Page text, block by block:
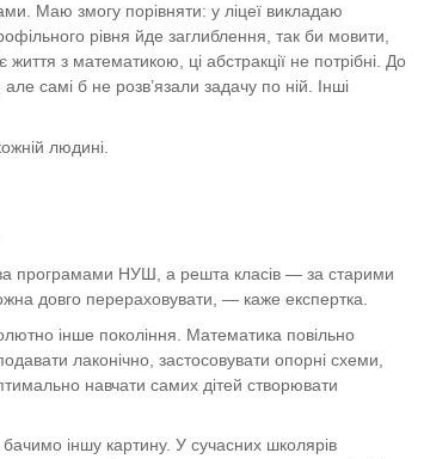
Маю змогу порівняти: у ліцеї викладаю
рівня йде заглиблення, так би мовити,
з математикою, ці абстракції не потрібні. До
самі б не розв’язали задачу по ній. Інші
людині.
за програмами НУШ, а решта класів — за старими
довго перераховувати, — каже експертка.
інше покоління. Математика повільно
лаконічно, застосовувати опорні схеми,
навчати самих дітей створювати
іншу картину. У сучасних школярів